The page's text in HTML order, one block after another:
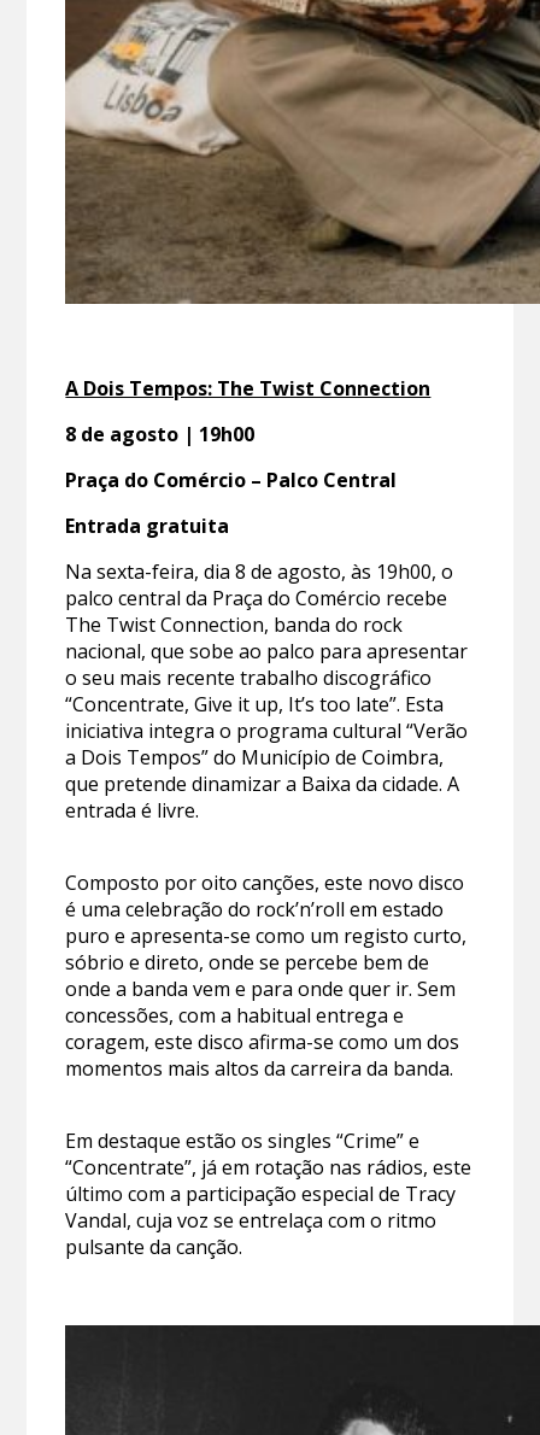
A Dois Tempos: The Twist Connection
8 de agosto | 19h00
Praça do Comércio – Palco Central
Entrada gratuita
Na sexta-feira, dia 8 de agosto, às 19h00, o
palco central da Praça do Comércio recebe
The Twist Connection, banda do rock
nacional, que sobe ao palco para apresentar
o seu mais recente trabalho discográfico
“Concentrate, Give it up, It’s too late”. Esta
iniciativa integra o programa cultural “Verão
a Dois Tempos” do Município de Coimbra,
que pretende dinamizar a Baixa da cidade. A
entrada é livre.
Composto por oito canções, este novo disco
é uma celebração do rock’n’roll em estado
puro e apresenta-se como um registo curto,
sóbrio e direto, onde se percebe bem de
onde a banda vem e para onde quer ir. Sem
concessões, com a habitual entrega e
coragem, este disco afirma-se como um dos
momentos mais altos da carreira da banda.
Em destaque estão os singles “Crime” e
“Concentrate”, já em rotação nas rádios, este
último com a participação especial de Tracy
Vandal, cuja voz se entrelaça com o ritmo
pulsante da canção.